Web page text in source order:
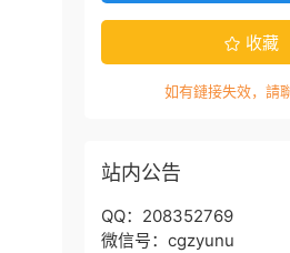
收藏
如有鏈接失效，請
站内公告
QQ：208352769
微信号：cgzyunu